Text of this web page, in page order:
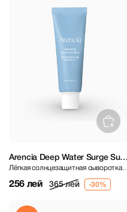
Arencia Deep Water Surge Sun
Serum SPF50+ PA++++ 50 ml
Лёгкая солнцезащитная сыворотка с
256 лей 365 лей